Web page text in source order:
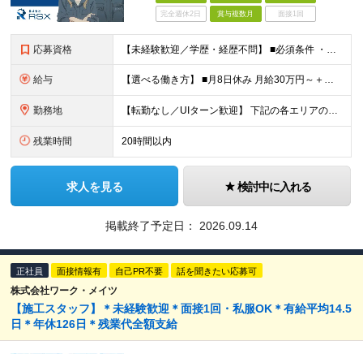
完全週休2日 賞与複数月 面接1回
応募資格 【未経験歓迎／学歴・経歴不問】 ■必須条件 ・普通自動車免許（AT限定可）のみ 特別なスキルや経験は一切不要。 実際に、社員の9割以上が未経験スタートです。 「工具を触ったことがない」 「現場仕
給与 【選べる働き方】 ■月8日休み 月給30万円～＋各種手当＋賞与年2回 ■月10日休み 月給27万円～＋各種手当＋賞与年2回 ※経験・能力を考慮の上、決定します ※上記にはみなし残業手当を含み、超過
勤務地 【転勤なし／UIターン歓迎】 下記の各エリアのお客様先に直行直帰 【関東圏】 ■埼玉県 ■神奈川県 ■東京都 ■千葉県 【関西圏】 ■大阪府 ■兵庫県 ★勤務地は希望を考慮します。 基本は直行
残業時間 20時間以内
求人を見る 検討中に入れる
掲載終了予定日： 2026.09.14
正社員 面接情報有 自己PR不要 話を聞きたい応募可
株式会社ワーク・メイツ
【施工スタッフ】＊未経験歓迎＊面接1回・私服OK＊有給平均14.5
日＊年休126日＊残業代全額支給